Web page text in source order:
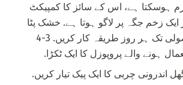
ہوسکتا ہے، اس کے سائز کا کمپیکٹ
ایک زخم جگہ پر لاگو ہوتا ہے. خشک پٹا
کے ساتھ بینڈریج. وصولی تک ہر روز طریقہ کار کریں. 3-4
ہونے والے پروپوزل کا ایک ٹکڑا.
پگھل اندرونی چربی کا ایک پیک تیار کریں.